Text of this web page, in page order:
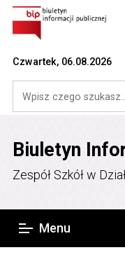
Czwartek, 06.08.2026
Biuletyn
Zespół Szkół w
Menu